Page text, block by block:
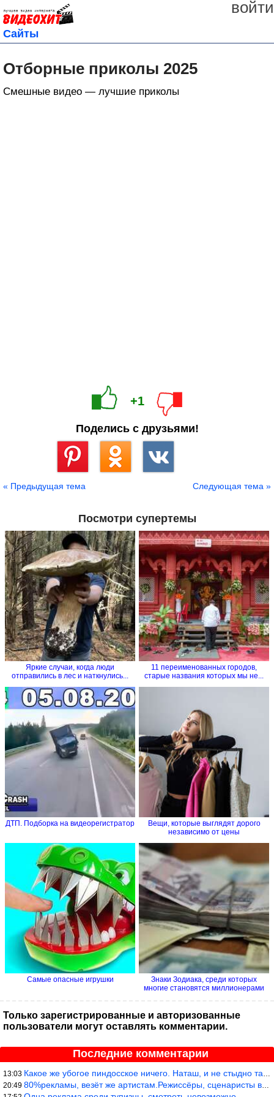
войти
Сайты
Отборные приколы 2025
Смешные видео — лучшие приколы
+1
Поделись с друзьями!
« Предыдущая тема Следующая тема »
Посмотри супертемы
Яркие случаи, когда люди
отправились в лес и наткнулись...
11 переименованных городов,
старые названия которых мы не...
ДТП. Подборка на видеорегистратор
Вещи, которые выглядят дорого
независимо от цены
Самые опасные игрушки
Знаки Зодиака, среди которых
многие становятся миллионерами
Только зарегистрированные и авторизованные
пользователи могут оставлять комментарии.
Последние комментарии
13:03 Какое же убогое пиндосское ничего. Наташ, и не стыдно такую фигн
20:49 80%рекламы, везёт же артистам.Режиссёры, сценаристы вы где или к